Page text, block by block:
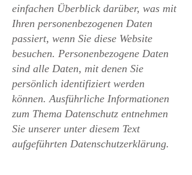
einfachen Überblick darüber, was mit
Ihren personenbezogenen Daten
passiert, wenn Sie diese Website
besuchen. Personenbezogene Daten
sind alle Daten, mit denen Sie
persönlich identifiziert werden
können. Ausführliche Informationen
zum Thema Datenschutz entnehmen
Sie unserer unter diesem Text
aufgeführten Datenschutzerklärung.